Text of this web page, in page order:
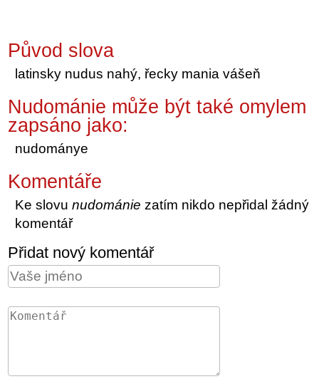
Původ slova
latinsky nudus nahý, řecky mania vášeň
Nudománie může být také omylem
zapsáno jako:
nudománye
Komentáře
Ke slovunudománie zatím nikdo nepřidal žádný
komentář
Přidat nový komentář